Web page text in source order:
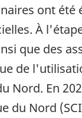
ont été
À
que des
de
Nord. En
du Nord